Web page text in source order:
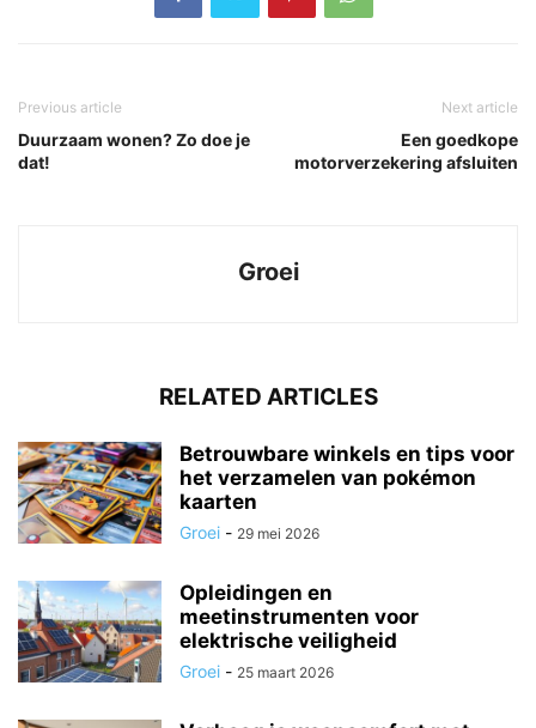
Previous article
Duurzaam wonen? Zo doe je
dat!
Next article
Een goedkope
motorverzekering afsluiten
Groei
RELATED ARTICLES
Betrouwbare winkels en tips voor
het verzamelen van pokémon
kaarten
Groei - 29 mei 2026
Opleidingen en
meetinstrumenten voor
elektrische veiligheid
Groei - 25 maart 2026